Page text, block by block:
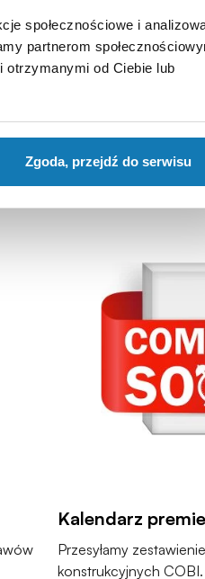
społecznościowe i
partnerom
otrzymanymi od Ciebie lub
Zgoda, przejdź do serwisu
terenie. Jego
czy Sd.Kfz. 9/1 Famo.
legendarnych maszyn.
Kalendarz
Przesyłamy
konstrukcyjnych